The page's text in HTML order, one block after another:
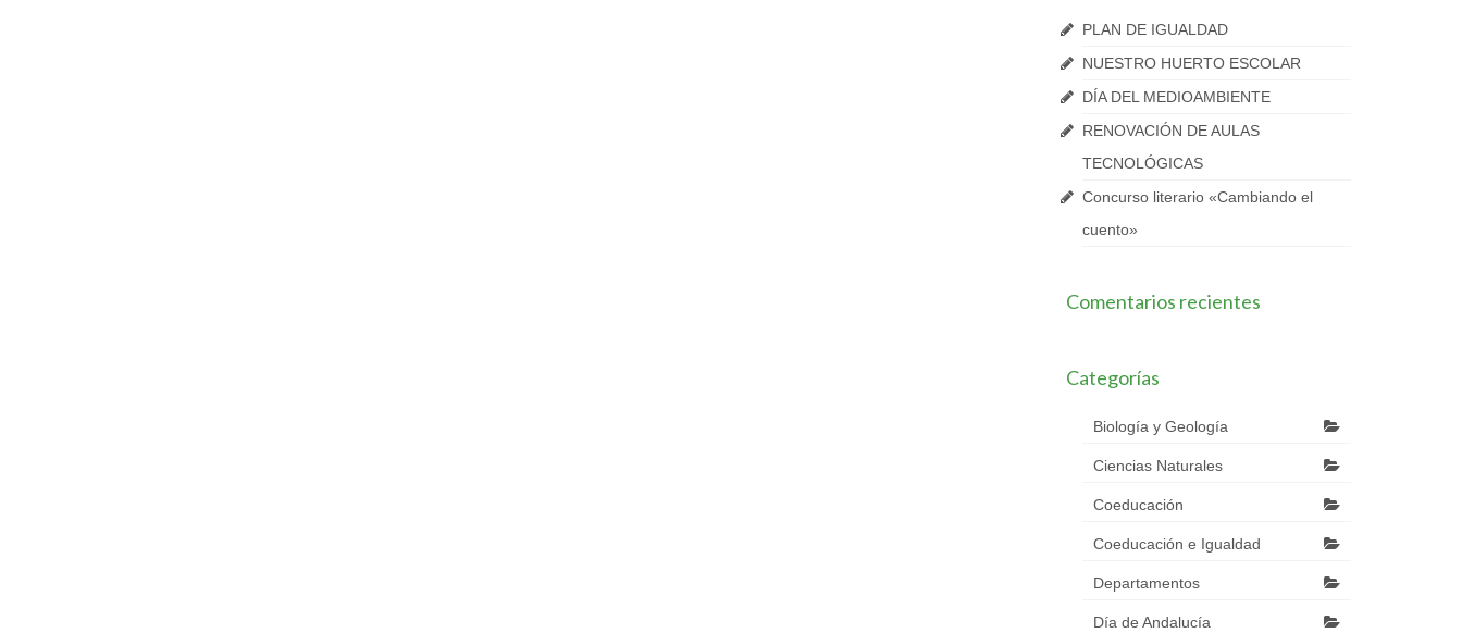
PLAN DE IGUALDAD
NUESTRO HUERTO ESCOLAR
DÍA DEL MEDIOAMBIENTE
RENOVACIÓN DE AULAS
TECNOLÓGICAS
Concurso literario «Cambiando el
cuento»
Comentarios recientes
Categorías
Biología y Geología
Ciencias Naturales
Coeducación
Coeducación e Igualdad
Departamentos
Día de Andalucía